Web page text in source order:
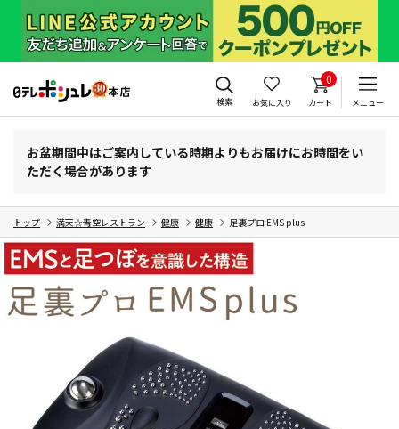
検索 お気に入り
0
カート メニュー
お盆期間中はご案内している時期よりもお届けにお時間をい
ただく場合があります
トップ 満天☆青空レストラン 健康 健康 足裏プロ EMS plus